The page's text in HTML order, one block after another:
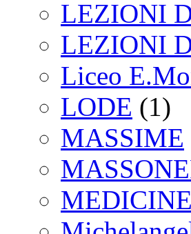
LEZIONI
LEZIONI
Liceo
LODE (1)
MASSIME
MEDICINE